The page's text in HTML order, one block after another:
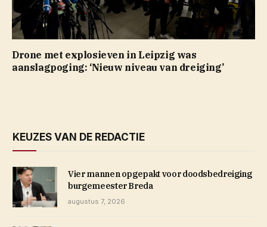
Drone met explosieven in Leipzig was
aanslagpoging: ‘Nieuw niveau van dreiging’
KEUZES VAN DE REDACTIE
Vier mannen opgepakt voor doodsbedreiging
burgemeester Breda
augustus 7, 2026